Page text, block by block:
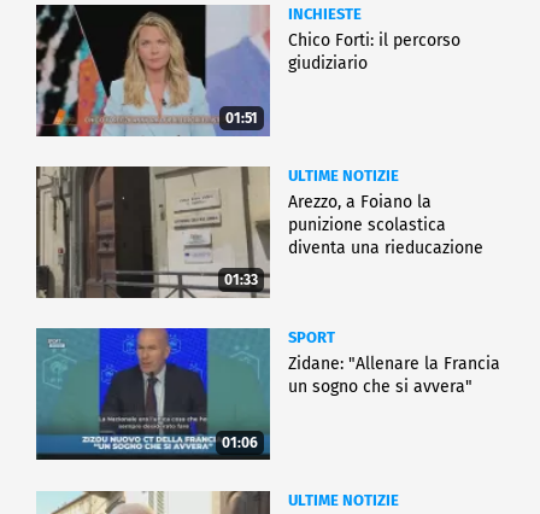
01:51
INCHIESTE
Chico Forti: il percorso
giudiziario
01:33
ULTIME NOTIZIE
Arezzo, a Foiano la
punizione scolastica
diventa una rieducazione
01:06
SPORT
Zidane: "Allenare la Francia
un sogno che si avvera"
ULTIME NOTIZIE